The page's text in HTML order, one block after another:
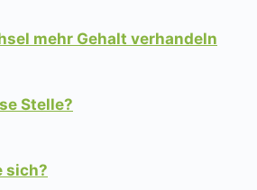
mehr Gehalt verhandeln
Stelle?
sich?